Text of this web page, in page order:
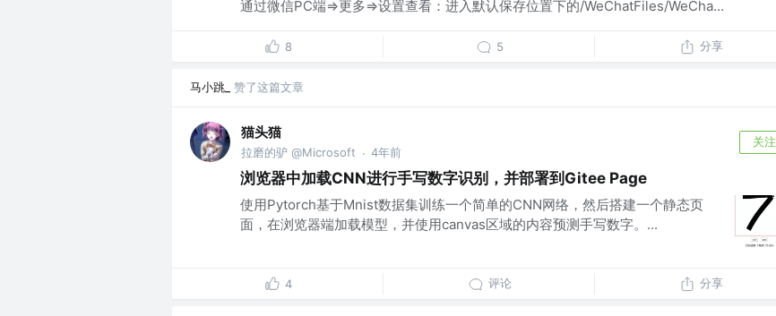
通过微信PC端=>更多=>设置查看：进入默认保存位置下的/WeChatFiles/WeCha...
8 5 分享
马小跳_ 赞了这篇文章
猫头猫
拉磨的驴 @Microsoft · 4年前
关注
浏览器中加载CNN进行手写数字识别，并部署到Gitee Page
使用Pytorch基于Mnist数据集训练一个简单的CNN网络，然后搭建一个静态页
面，在浏览器端加载模型，并使用canvas区域的内容预测手写数字。...
4 评论 分享